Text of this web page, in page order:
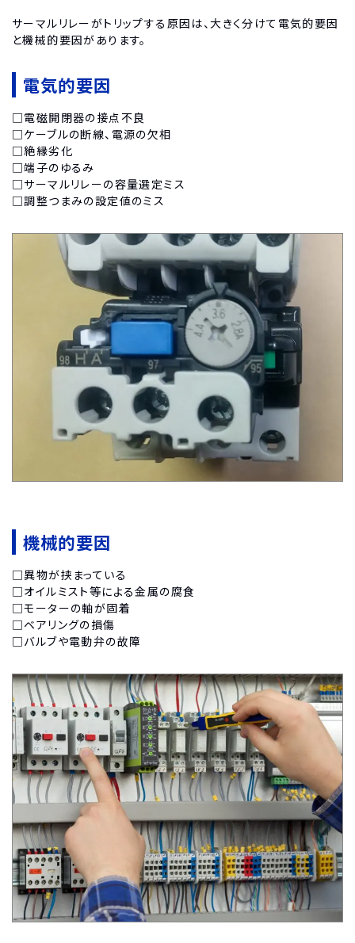
サーマルリレーがトリップする原因は、大きく分けて電気的要因
と機械的要因があります。
電気的要因
□電磁開閉器の接点不良
□ケーブルの断線、電源の欠相
□絶縁劣化
□端子のゆるみ
□サーマルリレーの容量選定ミス
□調整つまみの設定値のミス
機械的要因
□異物が挟まっている
□オイルミスト等による金属の腐食
□モーターの軸が固着
□ベアリングの損傷
□バルブや電動弁の故障